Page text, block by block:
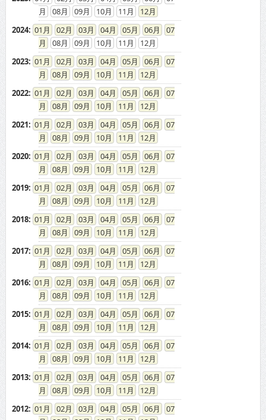
08
09 10 11
12
2024: 01 02 03 04 05 06
07
08
09 10 11
12
2023: 01 02 03 04 05 06
07
08
09 10 11
12
2022: 01 02 03 04 05 06
07
08
09 10 11
12
2021: 01 02 03 04 05 06
07
08
09 10 11
12
2020: 01 02 03 04 05 06
07
08
09 10 11
12
2019: 01 02 03 04 05 06
07
08
09 10 11
12
2018: 01 02 03 04 05 06
07
08
09 10 11
12
2017: 01 02 03 04 05 06
07
08
09 10 11
12
2016: 01 02 03 04 05 06
07
08
09 10 11
12
2015: 01 02 03 04 05 06
07
08
09 10 11
12
2014: 01 02 03 04 05 06
07
08
09 10 11
12
2013: 01 02 03 04 05 06
07
08
09 10 11
12
2012: 01 02 03 04 05 06
07